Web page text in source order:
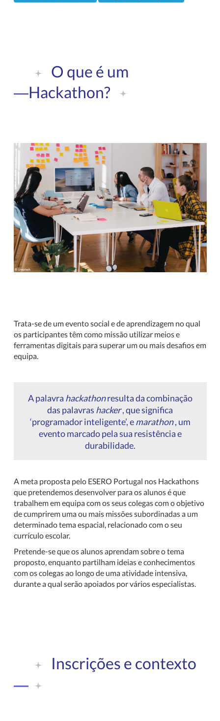
O que é um
Hackathon?
Trata-se de um evento social e de aprendizagem no qual
os participantes têm como missão utilizar meios e
ferramentas digitais para superar um ou mais desafios em
equipa.
A palavra hackathonresulta da combinação
das palavras hacker, que significa
‘programador inteligente’, emarathon, um
evento marcado pela sua resistência e
durabilidade.
A meta proposta pelo ESERO Portugal nos Hackathons
que pretendemos desenvolver para os alunos é que
trabalhem em equipa com os seus colegas com o objetivo
de cumprirem uma ou mais missões subordinadas a um
determinado tema espacial, relacionado com o seu
currículo escolar.
Pretende-se que os alunos aprendam sobre o tema
proposto, enquanto partilham ideias e conhecimentos
com os colegas ao longo de uma atividade intensiva,
durante a qual serão apoiados por vários especialistas.
Inscrições e contexto